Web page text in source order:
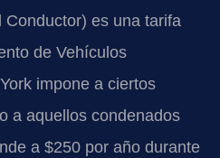
es una tarifa
de Vehículos
impone a ciertos
a aquellos condenados
a $250 por año durante